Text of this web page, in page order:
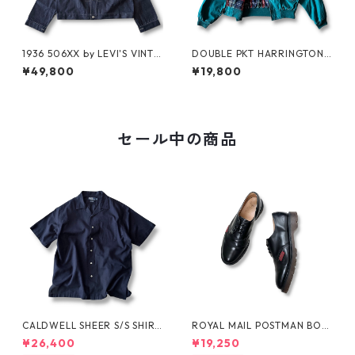
1936 506XX by LEVI'S VINTA
GE GLOTHING NO-WASH
¥49,800
DOUBLE PKT HARRINGTON J
KT by LANDS'END
¥19,800
セール中の商品
CALDWELL SHEER S/S SHIRT
by Polo Ralph Lauren
¥26,400
ROYAL MAIL POSTMAN BOO
TS by Dr.MARTENS
¥19,250